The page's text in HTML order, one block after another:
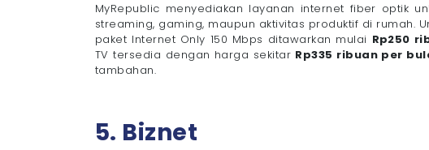
MyRepublic menyediakan layanan internet fiber optik
streaming, gaming, maupun aktivitas produktif di rumah.
paket Internet Only 150 Mbps ditawarkan mulai Rp250
TV tersedia dengan harga sekitar Rp335 ribuan per
tambahan.
5. Biznet